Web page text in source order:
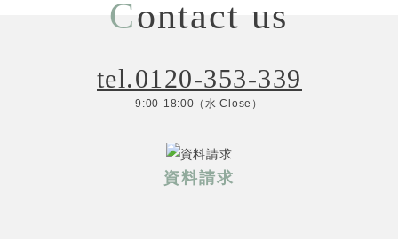
Contact us
tel.0120-353-339
9:00-18:00（水 Close）
資料請求